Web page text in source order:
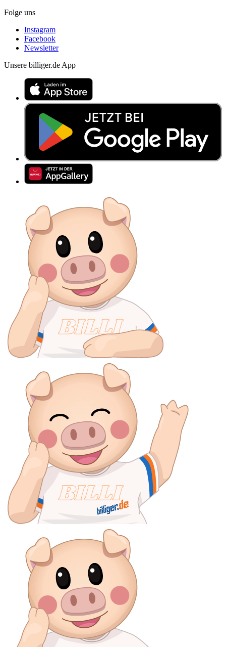
Folge uns
Instagram
Facebook
Newsletter
Unsere billiger.de App